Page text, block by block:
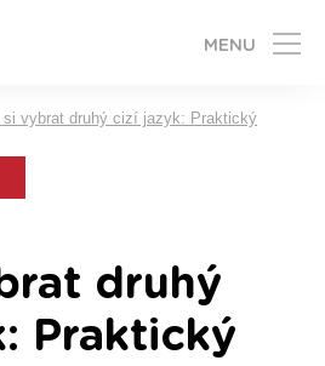
MENU
si vybrat druhý cizí jazyk: Praktický
druhý
Praktický